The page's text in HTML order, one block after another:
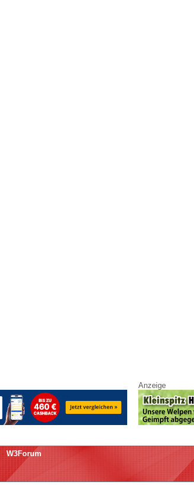
Anzeige
- W3Forum